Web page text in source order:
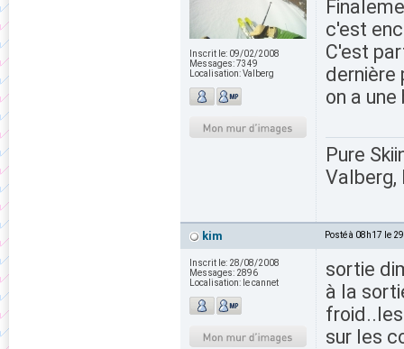
Inscrit le: 09/02/2008
Messages:7349
Localisation:Valberg
c'est
C'est
dernière
on a
Pure
Valberg,
kim Posté à 08h17 le
Inscrit le: 28/08/2008
Messages: 2896
Localisation: le cannet
sortie
à la
sur les